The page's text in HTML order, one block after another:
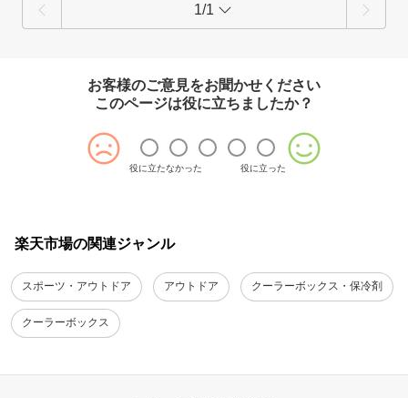
1/1
お客様のご意見をお聞かせください
このページは役に立ちましたか？
役に立たなかった 役に立った
楽天市場の関連ジャンル
スポーツ・アウトドア アウトドア クーラーボックス・保冷剤
クーラーボックス